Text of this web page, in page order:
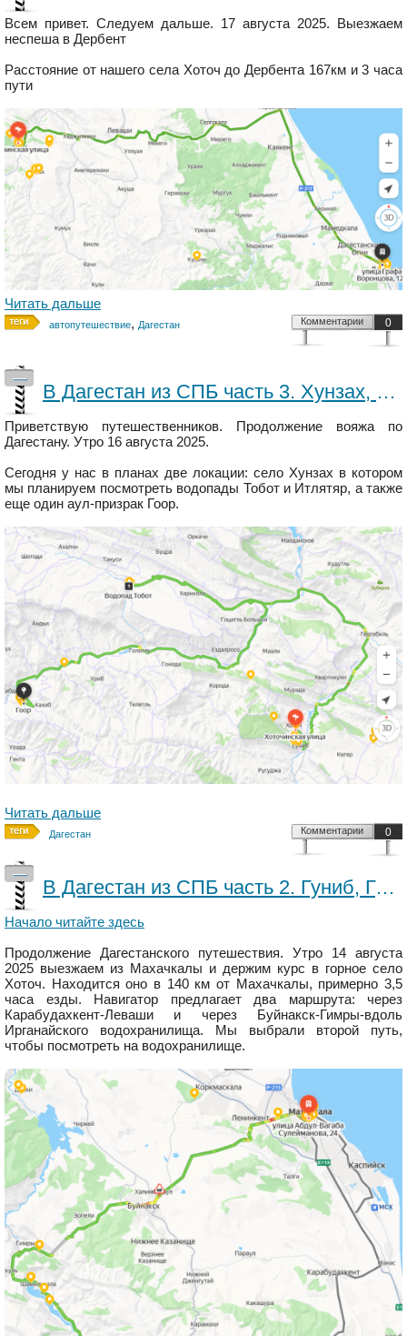
Всем привет. Следуем дальше. 17 августа 2025. Выезжаем
неспеша в Дербент
Расстояние от нашего села Хоточ до Дербента 167км и 3 часа
пути
Читать дальше
автопутешествие, Дагестан 0
Комментарии
—
В Дагестан из СПБ часть 3. Хунзах, Гоор
Приветствую путешественников. Продолжение вояжа по
Дагестану. Утро 16 августа 2025.
Сегодня у нас в планах две локации: село Хунзах в котором
мы планируем посмотреть водопады Тобот и Итлятяр, а также
еще один аул-призрак Гоор.
Читать дальше
Дагестан 0
Комментарии
—
В Дагестан из СПБ часть 2. Гуниб, Гамсутль, Чох
Начало читайте здесь
Продолжение Дагестанского путешествия. Утро 14 августа
2025 выезжаем из Махачкалы и держим курс в горное село
Хоточ. Находится оно в 140 км от Махачкалы, примерно 3,5
часа езды. Навигатор предлагает два маршрута: через
Карабудахкент-Леваши и через Буйнакск-Гимры-вдоль
Ирганайского водохранилища. Мы выбрали второй путь,
чтобы посмотреть на водохранилище.